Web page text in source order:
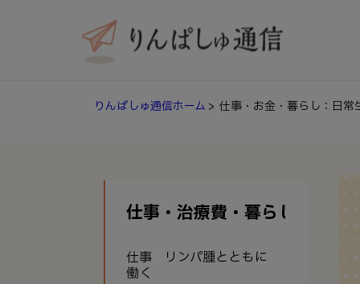
りんぱしゅ通信ホーム > 仕事・お金・暮らし：日
仕事・治療費・暮らし
仕事 リンパ腫とともに
働く